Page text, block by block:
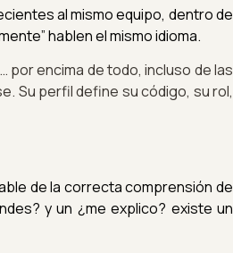
al mismo equipo, dentro de
hablen el mismo idioma.
por encima de todo, incluso de las
Su perfil define su código, su rol,
de la correcta comprensión de
y un ¿me explico? existe un